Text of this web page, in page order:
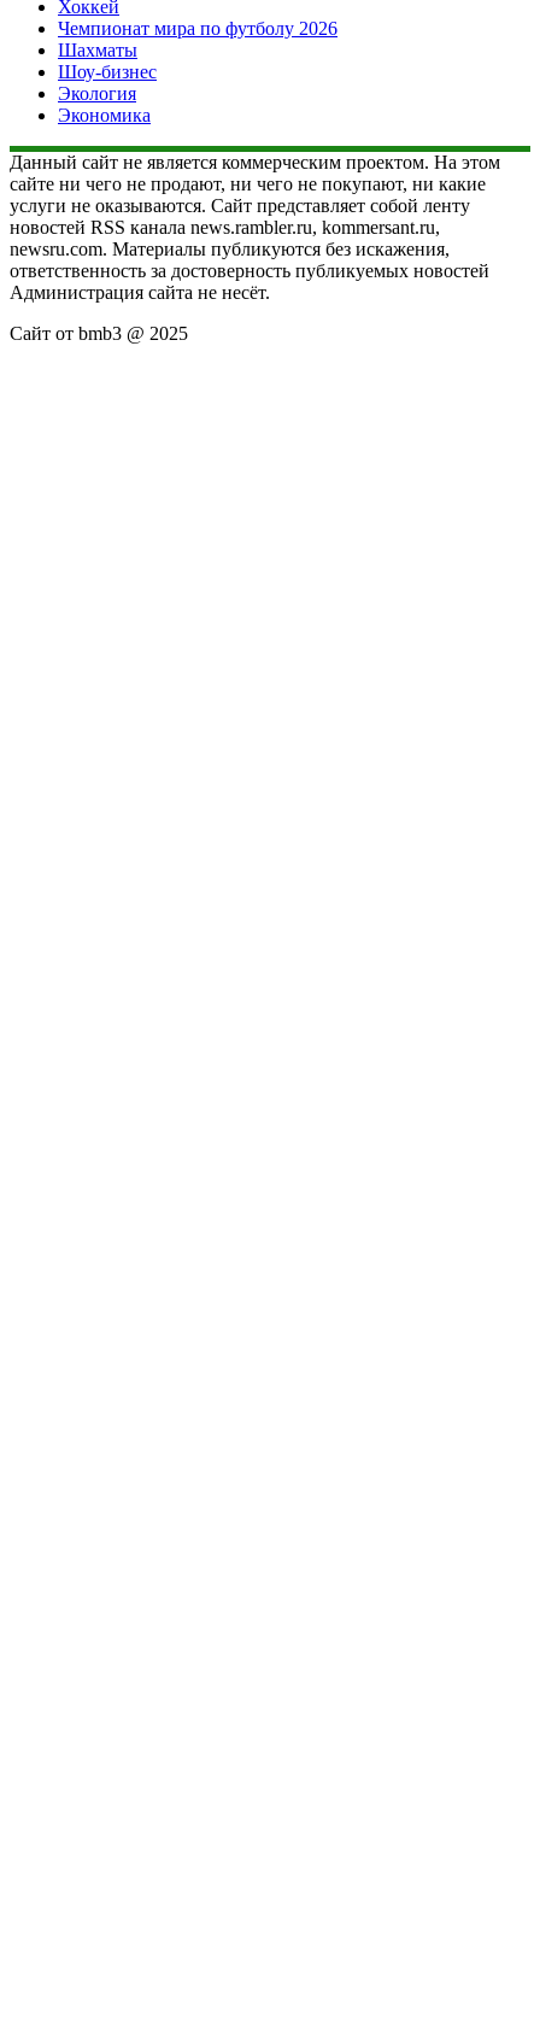
Хоккей
Чемпионат мира по футболу 2026
Шахматы
Шоу-бизнес
Экология
Экономика
Данный сайт не является коммерческим проектом. На этом
сайте ни чего не продают, ни чего не покупают, ни какие
услуги не оказываются. Сайт представляет собой ленту
новостей RSS канала news.rambler.ru, kommersant.ru,
newsru.com. Материалы публикуются без искажения,
ответственность за достоверность публикуемых новостей
Администрация сайта не несёт.
Сайт от bmb3 @ 2025